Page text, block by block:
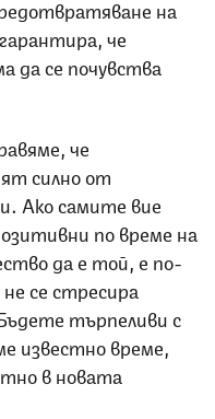
на
че
да се почувства
че
силно от
Ако самите вие
по време на
да е той, е по-
се стресира
търпеливи с
известно време,
в новата